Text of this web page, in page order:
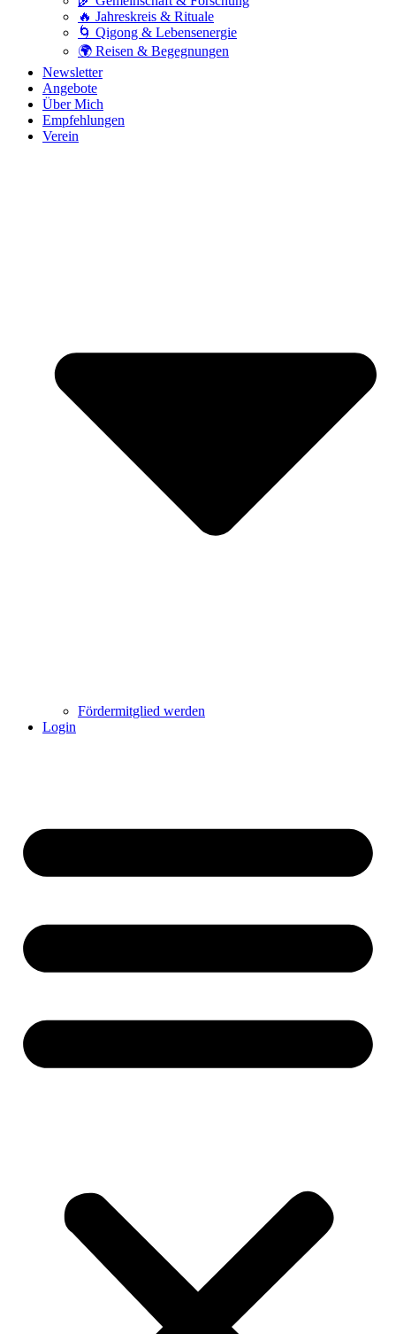
🔥 Jahreskreis & Rituale
🌀 Qigong & Lebensenergie
🌍 Reisen & Begegnungen
Newsletter
Angebote
Über Mich
Empfehlungen
Verein
Fördermitglied werden
Login